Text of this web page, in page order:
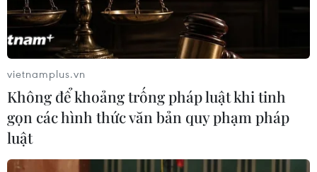
vietnamplus.vn
Không để khoảng trống pháp luật khi tinh
gọn các hình thức văn bản quy phạm pháp
luật